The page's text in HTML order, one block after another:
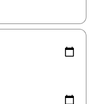
zijn, maak je